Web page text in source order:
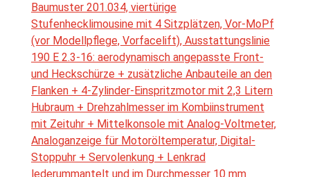
Baumuster 201.034, viertürige
Stufenhecklimousine mit 4 Sitzplätzen, Vor-MoPf
(vor Modellpflege, Vorfacelift), Ausstattungslinie
190 E 2.3-16: aerodynamisch angepasste Front-
und Heckschürze + zusätzliche Anbauteile an den
Flanken + 4-Zylinder-Einspritzmotor mit 2,3 Litern
Hubraum + Drehzahlmesser im Kombiinstrument
mit Zeituhr + Mittelkonsole mit Analog-Voltmeter,
Analoganzeige für Motoröltemperatur, Digital-
Stoppuhr + Servolenkung + Lenkrad
lederummantelt und im Durchmesser 10 mm